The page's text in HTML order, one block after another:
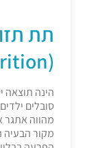
תת
(Malnutrition)
הינה תוצאה
מהווה
מקור הבעיה